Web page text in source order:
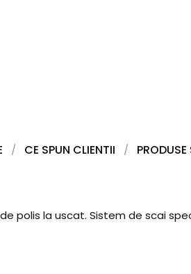
CE SPUN CLIENTII PRODUSE
polis la uscat. Sistem de scai